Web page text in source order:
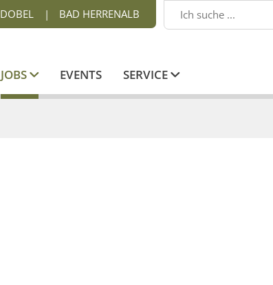
DOBEL | BAD HERRENALB
JOBS EVENTS SERVICE